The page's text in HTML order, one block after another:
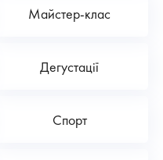
Майстер-клас
Дегустації
Спорт